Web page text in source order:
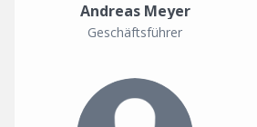
Andreas Meyer
Geschäftsführer